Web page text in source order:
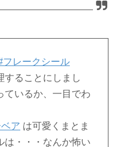
フレークシール
することにしまし
ているか、一目でわ
ア は可愛くまとま
は・・・なんか怖い